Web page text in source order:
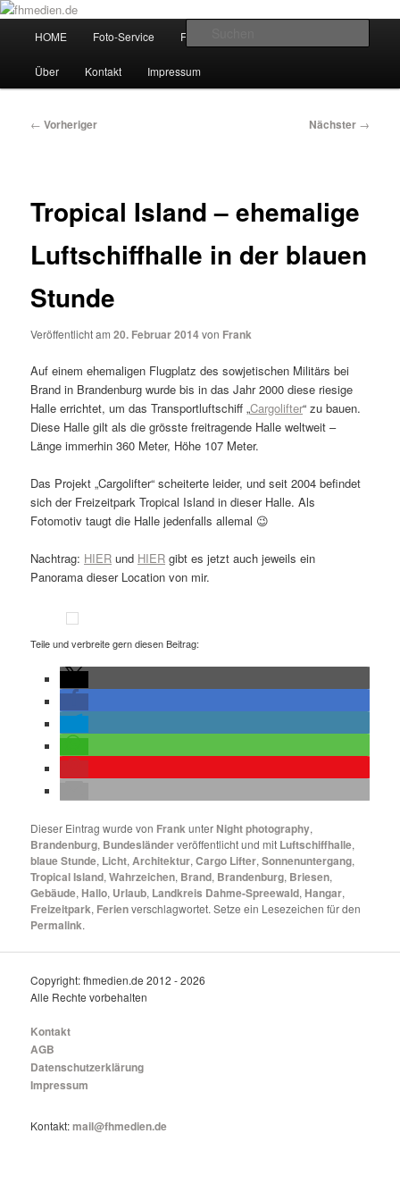
Zum
springenfhmedien.de
Wir fotografieren die Hauptstadt!
HOME Foto-Service Foto-Workshops
Über Kontakt Impressum
Beitragsnavigation
← Vorheriger Nächster →
Tropical Island – ehemalige
Luftschiffhalle in der blauen
Stunde
Veröffentlicht am20. Februar 2014von Frank
Auf einem ehemaligen Flugplatz des sowjetischen Militärs bei
Brand in Brandenburg wurde bis in das Jahr 2000 diese riesige
Halle errichtet, um das Transportluftschiff „Cargolifter“ zu bauen.
Diese Halle gilt als die grösste freitragende Halle weltweit –
Länge immerhin 360 Meter, Höhe 107 Meter.
Das Projekt „Cargolifter“ scheiterte leider, und seit 2004 befindet
sich der Freizeitpark Tropical Island in dieser Halle. Als
Fotomotiv taugt die Halle jedenfalls allemal 😉
Nachtrag: HIER und HIER gibt es jetzt auch jeweils ein
Panorama dieser Location von mir.
Teile und verbreite gern diesen Beitrag:
Dieser Eintrag wurde von Frank unter Night photography,
Brandenburg, Bundesländerveröffentlicht und mit Luftschiffhalle,
blaue Stunde, Licht, Architektur,Cargo Lifter,Sonnenuntergang,
Tropical Island,Wahrzeichen, Brand, Brandenburg, Briesen,
Gebäude, Hallo, Urlaub, Landkreis Dahme-Spreewald, Hangar,
Freizeitpark, Ferienverschlagwortet. Setze ein Lesezeichen für den
Permalink.
Copyright: fhmedien.de 2012 - 2026
Alle Rechte vorbehalten
Kontakt
AGB
Datenschutzerklärung
Impressum
Kontakt:mail@fhmedien.de